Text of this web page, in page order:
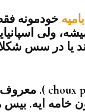
بامیه خودمونه
ولی
یا در سس
خمیر این شیرینی و بامیه همون خمیر کلمیه (choux pastry ). معروف
خامه ایه. بیس